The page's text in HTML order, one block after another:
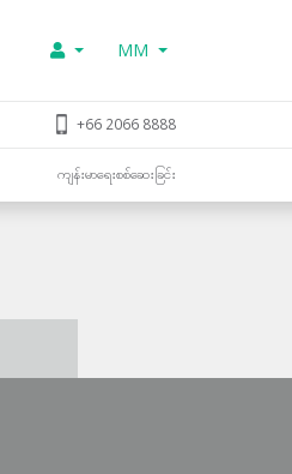
MM
+66 2066 8888
ကျန်းမာရေးစစ်ဆေးခြင်း